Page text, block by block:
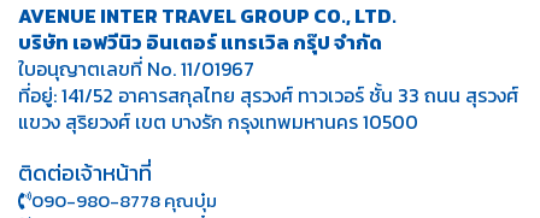
AVENUE INTER TRAVEL GROUP CO., LTD.
บริษัท เอฟวีนิว อินเตอร์ แทรเวิล กรุ๊ป จำกัด
ใบอนุญาตเลขที่ No. 11/01967
ที่อยู่: 141/52 อาคารสกุลไทย สุรวงศ์ ทาวเวอร์ ชั้น 33 ถนน สุรวงศ์
แขวง สุริยวงศ์ เขต บางรัก กรุงเทพมหานคร 10500
ติดต่อเจ้าหน้าที่
090-980-8778 คุณบุ๋ม